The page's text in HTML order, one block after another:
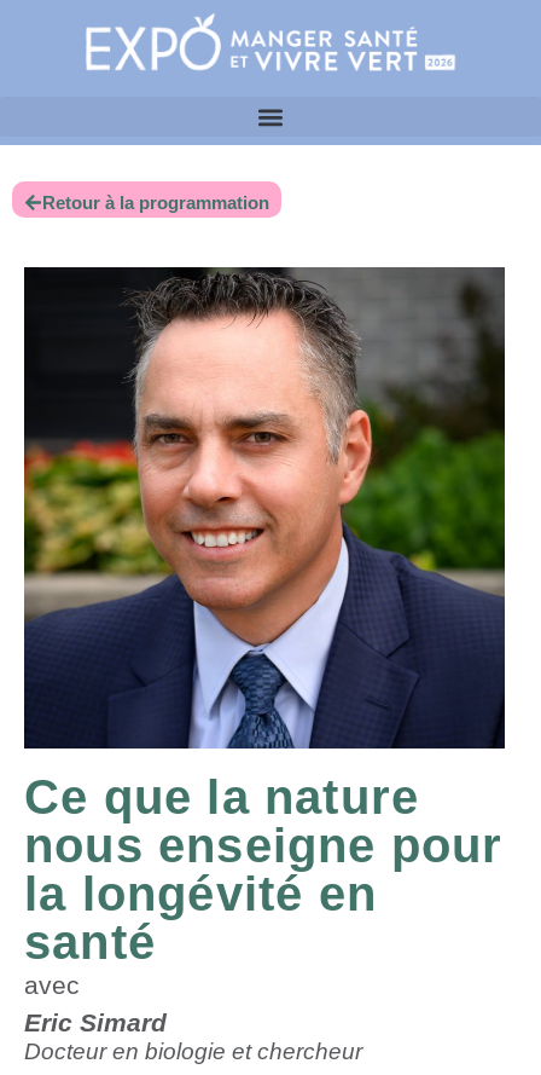
Retour à la programmation
Ce que la nature
nous enseigne pour
la longévité en
santé
avec
Eric Simard
Docteur en biologie et chercheur